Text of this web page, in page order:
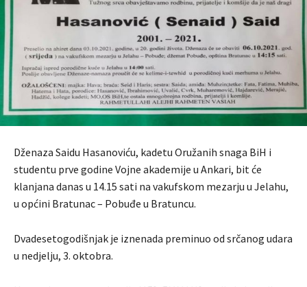
Dženaza Saidu Hasanoviću, kadetu Oružanih snaga BiH i
studentu prve godine Vojne akademije u Ankari, bit će
klanjana danas u 14.15 sati na vakufskom mezarju u Jelahu,
u općini Bratunac – Pobuđe u Bratuncu.
Dvadesetogodišnjak je iznenada preminuo od srčanog udara
u nedjelju, 3. oktobra.